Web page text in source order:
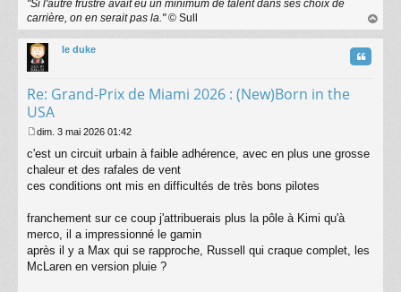
g
e
"Si l'autre frustré avait eu un minimum de talent dans ses choix de
carrière, on en serait pas la."© Sull
au
le duke
Re: Grand-Prix de Miami 2026 : (New)Born in the
USA
Citation
e
s
s
e
dim. 3 mai 2026 01:42
c'est un circuit urbain à faible adhérence, avec en plus une grosse
chaleur et des rafales de vent
ces conditions ont mis en difficultés de très bons pilotes
franchement sur ce coup j'attribuerais plus la pôle à Kimi qu'à
merco, il a impressionné le gamin
après il y a Max qui se rapproche, Russell qui craque complet, les
McLaren en version pluie ?